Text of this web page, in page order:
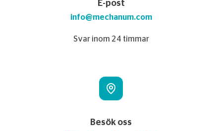
E-post
info@mechanum.com
Svar inom 24 timmar
Besök oss